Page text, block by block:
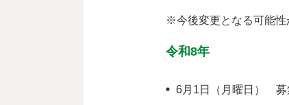
※今後変更となる可能性
令和8年
6月1日（月曜日） 募